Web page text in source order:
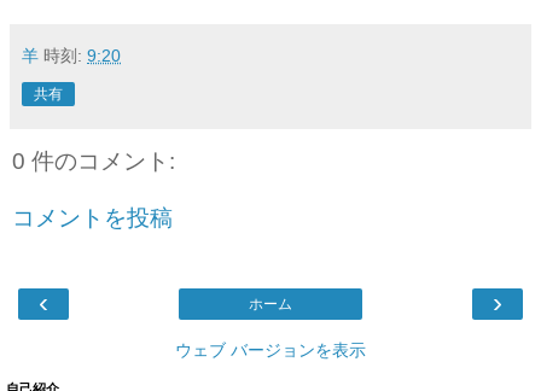
羊 時刻: 9:20
共有
0 件のコメント:
コメントを投稿
‹ ›
ホーム
ウェブ バージョンを表示